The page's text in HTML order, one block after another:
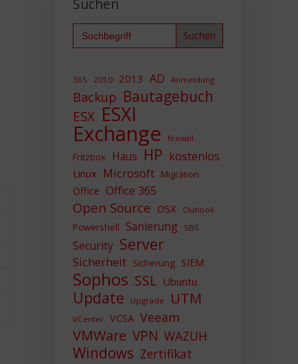
Suchen
Search
for:
365 2010 2013 AD Anmeldung
Backup Bautagebuch
ESX ESXI
Exchange firewall
Fritzbox Haus HP kostenlos
Linux Microsoft Migration
Office Office 365
Open Source OSX Outlook
Powershell Sanierung SBS
Security Server
Sicherheit Sicherung SIEM
Sophos SSL Ubuntu
Update Upgrade UTM
VCenter VCSA Veeam
VMWare VPN WAZUH
Windows Zertifikat